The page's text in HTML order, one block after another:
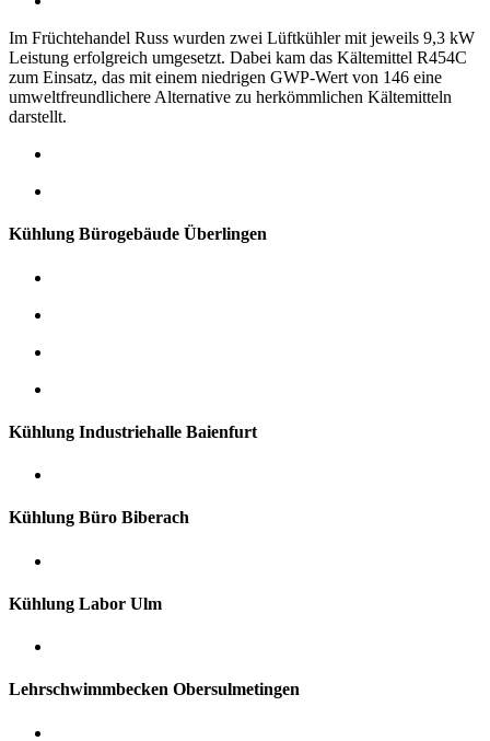
Im Früchtehandel Russ wurden zwei Lüftkühler mit jeweils 9,3 kW
Leistung erfolgreich umgesetzt. Dabei kam das Kältemittel R454C
zum Einsatz, das mit einem niedrigen GWP-Wert von 146 eine
umweltfreundlichere Alternative zu herkömmlichen Kältemitteln
darstellt.
Kühlung Bürogebäude Überlingen
Kühlung Industriehalle Baienfurt
Kühlung Büro Biberach
Kühlung Labor Ulm
Lehrschwimmbecken Obersulmetingen